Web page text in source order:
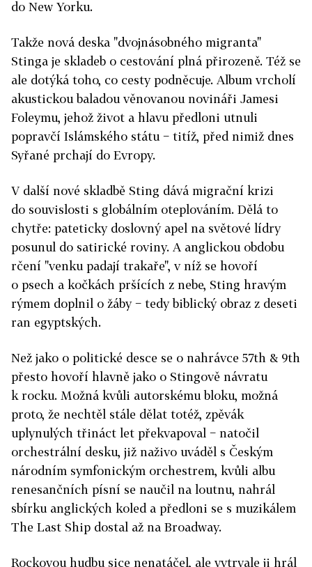
do New Yorku.
Takže nová deska "dvojnásobného migranta"
Stinga je skladeb o cestování plná přirozeně. Též se
ale dotýká toho, co cesty podněcuje. Album vrcholí
akustickou baladou věnovanou novináři Jamesi
Foleymu, jehož život a hlavu předloni utnuli
popravčí Islámského státu − titíž, před nimiž dnes
Syřané prchají do Evropy.
V další nové skladbě Sting dává migrační krizi
do souvislosti s globálním oteplováním. Dělá to
chytře: pateticky doslovný apel na světové lídry
posunul do satirické roviny. A anglickou obdobu
rčení "venku padají trakaře", v níž se hovoří
o psech a kočkách pršících z nebe, Sting hravým
rýmem doplnil o žáby − tedy biblický obraz z deseti
ran egyptských.
Než jako o politické desce se o nahrávce 57th & 9th
přesto hovoří hlavně jako o Stingově návratu
k rocku. Možná kvůli autorskému bloku, možná
proto, že nechtěl stále dělat totéž, zpěvák
uplynulých třináct let překvapoval − natočil
orchestrální desku, již naživo uváděl s Českým
národním symfonickým orchestrem, kvůli albu
renesančních písní se naučil na loutnu, nahrál
sbírku anglických koled a předloni se s muzikálem
The Last Ship dostal až na Broadway.
Rockovou hudbu sice nenatáčel, ale vytrvale ji hrál